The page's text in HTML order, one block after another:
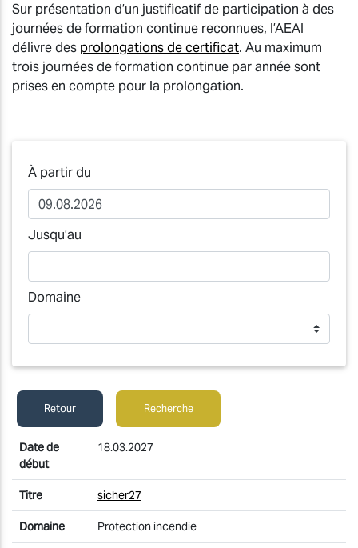
Sur présentation d’un justificatif de participation à des
journées de formation continue reconnues, l’AEAI
délivre des prolongations de certificat. Au maximum
trois journées de formation continue par année sont
prises en compte pour la prolongation.
À partir du
Jusqu’au
Domaine
Retour Recherche
18.03.2027
sicher27
Protection incendie